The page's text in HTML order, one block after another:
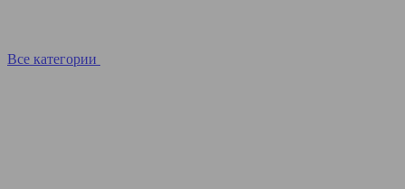
Все категории